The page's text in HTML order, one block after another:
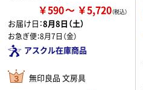
￥590 ￥5,720
お届け日：8月8日（土）
お急ぎ便：8月7日（金）
アスクル在庫商品
無印良品 文房具